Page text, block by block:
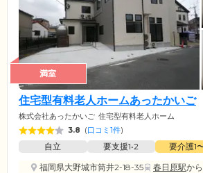
満室
住宅型有料老人ホームあったかいご
株式会社あったかいご 住宅型有料老人ホーム
3.8 (口コミ1件)
自立 要支援1•2 要介護1
福岡県大野城市筒井2-18-35
春日原駅か